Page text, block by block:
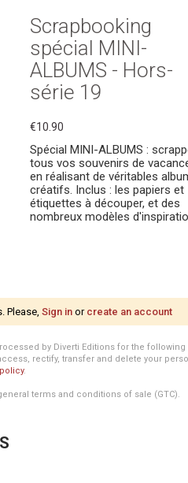
Scrapbooking
spécial MINI-
ALBUMS - Hors-
série 19
€10.90
Spécial MINI-ALBUMS :
tous vos souvenirs de
en réalisant de véritables
créatifs. Inclus : les papiers et
étiquettes à découper, et des
nombreux modèles
Please, Sign in or create an account
by Diverti Editions for the
rectify, transfer and delete your
.
terms and conditions of sale (GTC).